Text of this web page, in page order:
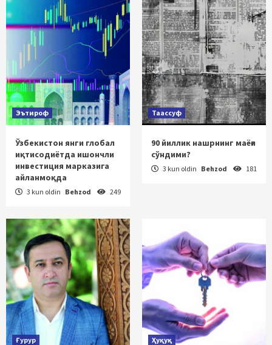
Эътироф
Ўзбекистон янги глобал
иқтисодиётда ишончли
инвестиция марказига
айланмоқда
3 kun oldin Behzod 249
Таассуф
90 йиллик нашрнинг маёғи
сўндими?
3 kun oldin Behzod 181
Ғурур Ҳуқуқ